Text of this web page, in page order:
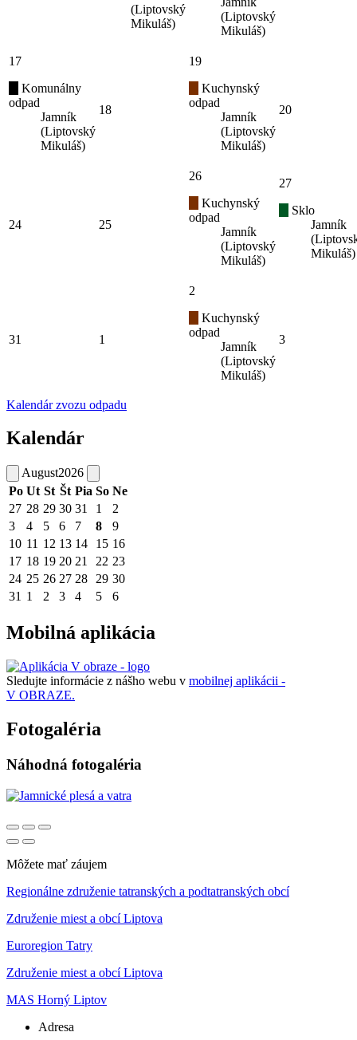
(Liptovský
Mikuláš)
(Liptovský
Mikuláš)
17
Komunálny
odpad
Jamník
(Liptovský
Mikuláš)
18
19
Kuchynský
odpad
Jamník
(Liptovský
Mikuláš)
20
24 25
26
Kuchynský
odpad
Jamník
(Liptovský
Mikuláš)
27
Sklo
Jamník
Mikuláš)
31 1
2
Kuchynský
odpad
Jamník
(Liptovský
Mikuláš)
3
Kalendár zvozu odpadu
Kalendár
August2026
Po Ut St Št Pia So Ne
27 28 29 30 31 1
2
3
4 5 6 7 8
9
10 11 12 13 14 15 16
17 18 19 20 21 22 23
24 25 26 27 28 29 30
31 1 2 3 4 5 6
Mobilná aplikácia
Sledujte informácie z nášho webu v mobilnej aplikácii -
V OBRAZE.
Fotogaléria
Náhodná fotogaléria
Môžete mať záujem
Regionálne združenie tatranských a podtatranských obcí
Združenie miest a obcí Liptova
Euroregion Tatry
Združenie miest a obcí Liptova
MAS Horný Liptov
Adresa